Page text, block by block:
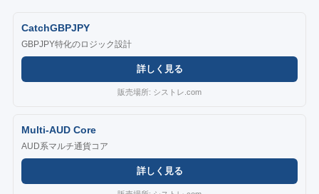
CatchGBPJPY
GBPJPY特化のロジック設計
詳しく見る
販売場所: シストレ.com
Multi-AUD Core
AUD系マルチ通貨コア
詳しく見る